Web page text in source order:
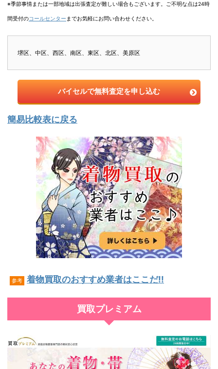
※季節事情または一部地域は出張査定が難しい場合もございます。ご不明な点は24時
間受付のコールセンター までお気軽にお問い合わせください。
堺区、中区、西区、南区、東区、北区、美原区
バイセルで無料査定を申し込む
簡易比較表に戻る
参考 着物買取のおすすめ業者はここだ!!
買取プレミアム